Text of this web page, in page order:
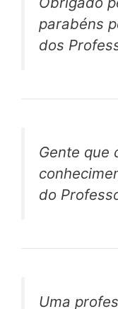
parabéns
dos
Gente que
do
Uma